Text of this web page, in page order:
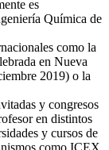
es
Química de
como la
en Nueva
2019) o la
y congresos
en distintos
y cursos de
como ICEX